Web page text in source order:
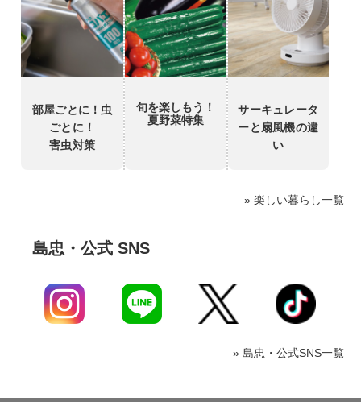
部屋ごとに！虫
ごとに！
害虫対策
旬を楽しもう！
夏野菜特集
サーキュレータ
ーと扇風機の違
い
» 楽しい暮らし一覧
島忠・公式 SNS
» 島忠・公式SNS一覧